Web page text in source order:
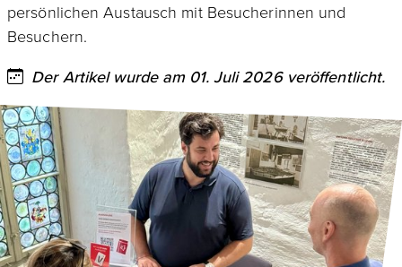
persönlichen Austausch mit Besucherinnen und
Besuchern.
Der Artikel wurde am 01. Juli 2026 veröffentlicht.